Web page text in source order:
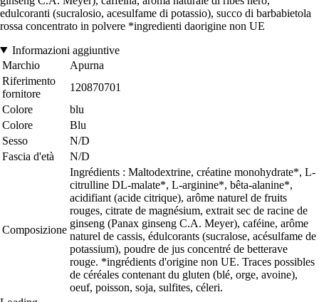
edulcoranti (sucralosio, acesulfame di potassio), succo di barbabietola
rossa concentrato in polvere *ingredienti daorigine non UE
Informazioni aggiuntive
Marchio
Apurna
Riferimento
fornitore
120870701
Colore
blu
Colore
Blu
Sesso
N/D
Fascia d'età
N/D
Composizione
Ingrédients : Maltodextrine, créatine monohydrate*, L-
citrulline DL-malate*, L-arginine*, bêta-alanine*,
acidifiant (acide citrique), arôme naturel de fruits
rouges, citrate de magnésium, extrait sec de racine de
ginseng (Panax ginseng C.A. Meyer), caféine, arôme
naturel de cassis, édulcorants (sucralose, acésulfame de
potassium), poudre de jus concentré de betterave
rouge. *ingrédients d'origine non UE. Traces possibles
de céréales contenant du gluten (blé, orge, avoine),
oeuf, poisson, soja, sulfites, céleri.